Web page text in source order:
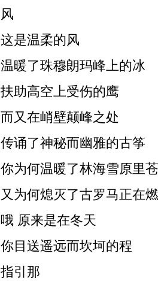
风
这是温柔的风
温暖了珠穆朗玛峰上的冰
扶助高空上受伤的鹰
而又在峭壁颠峰之处
传诵了神秘而幽雅的古筝
你为何温暖了林海雪原里
又为何熄灭了古罗马正在
哦 原来是在冬天
你目送遥远而坎坷的程
指引那